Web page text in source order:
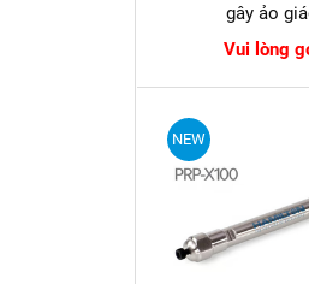
gây ảo
Vui lòng
NEW